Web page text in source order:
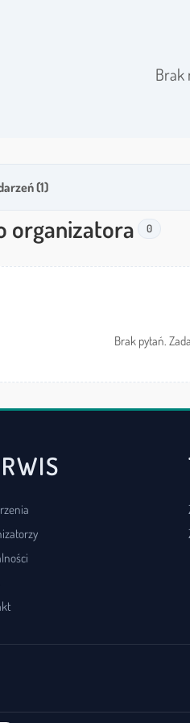
Brak
(1)
organizatora 0
Brak pytań.